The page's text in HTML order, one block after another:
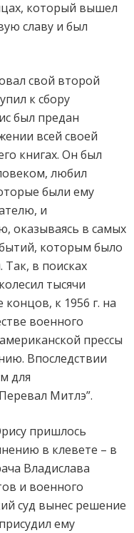
который вышел
славу и был
свой второй
к сбору
был предан
всей своей
книгах. Он был
любил
были ему
и
оказываясь в самых
которым было
Так, в поисках
тысячи
к 1956 г. на
военного
прессы
Впоследствии
для
Митлэ”.
пришлось
в клевете – в
Владислава
и военного
суд вынес решение
ему